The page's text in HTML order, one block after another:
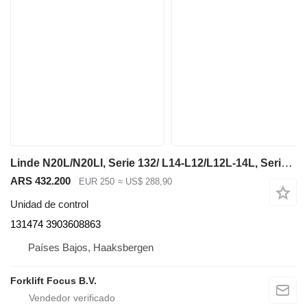
Linde N20L/N20LI, Serie 132/ L14-L12/L12L-14L, Serie 132 131474 unidad de control para Linde N20L/N20LI, Series 132/ L14-L12/L12L-14L, Series 132 carretilla elevadora
ARS 432.200 EUR 250 ≈ US$ 288,90
Unidad de control
131474 3903608863
Países Bajos, Haaksbergen
Forklift Focus B.V.